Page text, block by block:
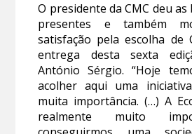
O presidente da CMC deu
presentes e também
satisfação pela escolha de
entrega desta sexta
António Sérgio. “Hoje
acolher aqui uma
muita importância. (…) A
realmente muito